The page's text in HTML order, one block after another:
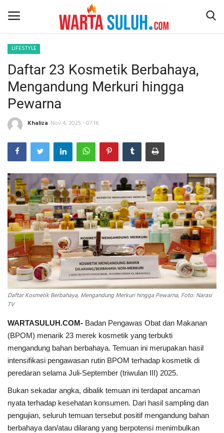
Home
NEWS
JAZIRAH RIAU
POLITIK
PSPS PEKANBARU
LIFESTYLE
INDEKS
HEALTHY
LIFESTYLE
Daftar 23 Kosmetik Berbahaya,
Mengandung Merkuri hingga
Pewarna
Khaliza Nov 4, 2025 - 07:16
Daftar Kosmetik Berbahaya, Mengandung Merkuri hingga Pewarna, Foto: Narasi
TV
WARTASULUH.COM- Badan Pengawas Obat dan Makanan
(BPOM) menarik 23 merek kosmetik yang terbukti
mengandung bahan berbahaya. Temuan ini merupakan hasil
intensifikasi pengawasan rutin BPOM terhadap kosmetik di
peredaran selama Juli-September (triwulan III) 2025.
Bukan sekadar angka, dibalik temuan ini terdapat ancaman
nyata terhadap kesehatan konsumen. Dari hasil sampling dan
pengujian, seluruh temuan tersebut positif mengandung bahan
berbahaya dan/atau dilarang yang berpotensi menimbulkan